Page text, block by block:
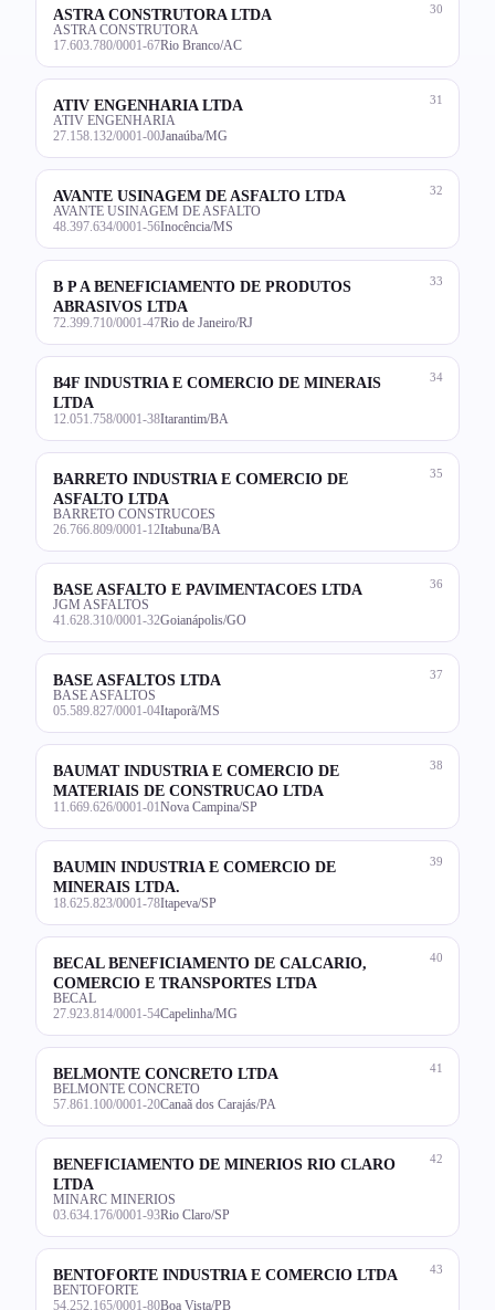
30
ASTRA CONSTRUTORA LTDA
ASTRA CONSTRUTORA
17.603.780/0001-67Rio Branco/AC
31
ATIV ENGENHARIA LTDA
ATIV ENGENHARIA
27.158.132/0001-00Janaúba/MG
32
AVANTE USINAGEM DE ASFALTO LTDA
AVANTE USINAGEM DE ASFALTO
48.397.634/0001-56Inocência/MS
33
B P A BENEFICIAMENTO DE PRODUTOS
ABRASIVOS LTDA
72.399.710/0001-47Rio de Janeiro/RJ
34
B4F INDUSTRIA E COMERCIO DE MINERAIS
LTDA
12.051.758/0001-38Itarantim/BA
35
BARRETO INDUSTRIA E COMERCIO DE
ASFALTO LTDA
BARRETO CONSTRUCOES
26.766.809/0001-12Itabuna/BA
36
BASE ASFALTO E PAVIMENTACOES LTDA
JGM ASFALTOS
41.628.310/0001-32Goianápolis/GO
37
BASE ASFALTOS LTDA
BASE ASFALTOS
05.589.827/0001-04Itaporã/MS
38
BAUMAT INDUSTRIA E COMERCIO DE
MATERIAIS DE CONSTRUCAO LTDA
11.669.626/0001-01 Nova Campina/SP
39
BAUMIN INDUSTRIA E COMERCIO DE
MINERAIS LTDA.
18.625.823/0001-78Itapeva/SP
40
BECAL BENEFICIAMENTO DE CALCARIO,
COMERCIO E TRANSPORTES LTDA
BECAL
27.923.814/0001-54Capelinha/MG
41
BELMONTE CONCRETO LTDA
BELMONTE CONCRETO
57.861.100/0001-20Canaã dos Carajás/PA
42
BENEFICIAMENTO DE MINERIOS RIO CLARO
LTDA
MINARC MINERIOS
03.634.176/0001-93Rio Claro/SP
43
BENTOFORTE INDUSTRIA E COMERCIO LTDA
BENTOFORTE
54.252.165/0001-80Boa Vista/PB